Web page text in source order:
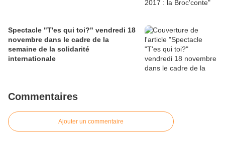
Spectacle "T'es qui toi?" vendredi 18
novembre dans le cadre de la
semaine de la solidarité
internationale
Commentaires
Ajouter un commentaire